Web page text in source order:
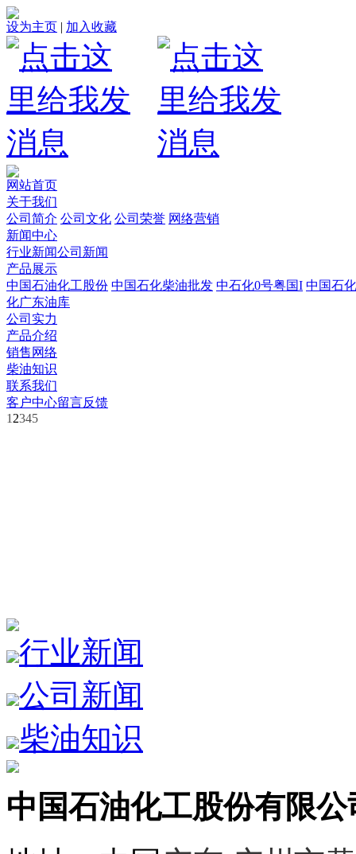
设为主页 | 加入收藏
网站首页
关于我们
公司简介 公司文化 公司荣誉 网络营销
新闻中心
行业新闻公司新闻
产品展示
中国石油化工股份 中国石化柴油批发 中石化0号粤国I 中国石
化广东油库
公司实力
产品介绍
销售网络
柴油知识
联系我们
客户中心留言反馈
1 2345
行业新闻
公司新闻
柴油知识
中国石油化工股份有限公